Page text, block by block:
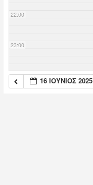
22:00
23:00
16 ΙΟΎΝΙΟΣ 2025